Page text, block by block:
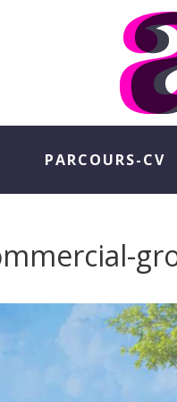
PARCOURS-CV